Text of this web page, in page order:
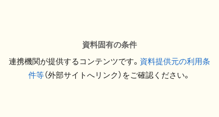
資料固有の条件
連携機関が提供するコンテンツです。 資料提供元の利用条
件等（外部サイトへリンク）をご確認ください。